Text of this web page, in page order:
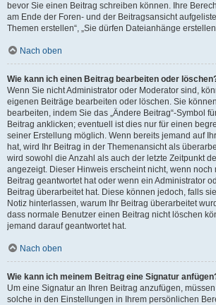
bevor Sie einen Beitrag schreiben können. Ihre
am Ende der Foren- und der Beitragsansicht
Themen erstellen“, „Sie dürfen Dateianhänge
Nach oben
Wie kann ich einen Beitrag bearbeiten oder
Wenn Sie nicht Administrator oder Moderator sind,
eigenen Beiträge bearbeiten oder löschen. Sie
bearbeiten, indem Sie das „Ändere Beitrag“-Symbol
Beitrag anklicken; eventuell ist dies nur für einen
seiner Erstellung möglich. Wenn bereits jemand auf
hat, wird Ihr Beitrag in der Themenansicht als
wird sowohl die Anzahl als auch der letzte Zeitpunkt
angezeigt. Dieser Hinweis erscheint nicht, wenn noch
Beitrag geantwortet hat oder wenn ein Administrator
Beitrag überarbeitet hat. Diese können jedoch, falls
Notiz hinterlassen, warum Ihr Beitrag überarbeitet
dass normale Benutzer einen Beitrag nicht löschen
jemand darauf geantwortet hat.
Nach oben
Wie kann ich meinem Beitrag eine Signatur
Um eine Signatur an Ihren Beitrag anzufügen,
solche in den Einstellungen in Ihrem persönlichen